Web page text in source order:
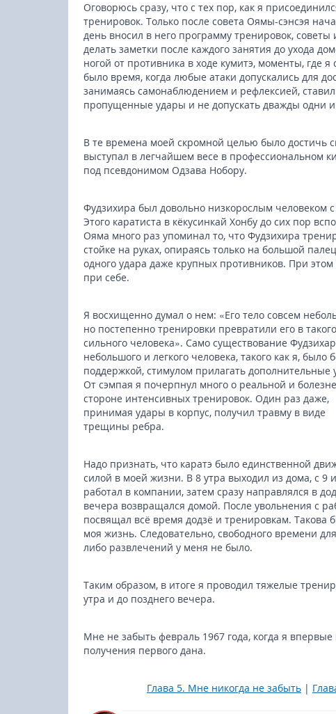
Оговорюсь сразу, что с тех пор, как я
тренировок. Только после совета Оямы-сэнсэя
день вносил в него программу тренировок,
делать заметки после каждого занятия до ухода
ногой от противника в ходе кумитэ, моменты, где
было время, когда любые атаки допускались для
занимаясь самонаблюдением и рефлексией,
пропущенные удары и не допускать дважды одни
В те времена моей скромной целью было
выступал в легчайшем весе в профессиональном
под псевдонимом Одзава Нобору.
Фудзихира был довольно низкорослым
Этого каратиста в кёкусинкай Хонбу до сих пор
Ояма много раз упоминал то, что Фудзихира
стойке на руках, опираясь только на большой
одного удара даже крупных противников. При
при себе.
Я восхищенно думал о нем: «Его тело совсем
но постепенно тренировки превратили его в такого
сильного человека». Само существование
небольшого и легкого человека, такого как я, было
поддержкой, стимулом прилагать дополнительные
От сэмпая я почерпнул много о реальной и
стороне интенсивных тренировок. Один раз даже,
принимая удары в корпус, получил травму в виде
трещины ребра.
Надо признать, что каратэ было единственной
силой в моей жизни. В 8 утра выходил из дома, с 9
работал в компании, затем сразу направлялся в
вечера возвращался домой. После увольнения с
посвящал всё время додзё и тренировкам. Такова
моя жизнь. Следовательно, свободного времени
либо развлечений у меня не было.
Таким образом, в итоге я проводил тяжелые
утра и до позднего вечера.
Мне не забыть февраль 1967 года, когда я
получения первого дана.
Глава 5. Мне никогда не забыть |